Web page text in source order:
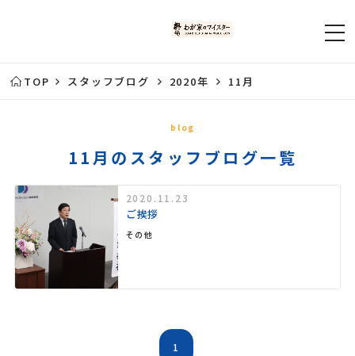
TOP スタッフブログ 2020年 11月
blog
11月のスタッフブログ一覧
2020.11.23
ご挨拶
その他
1